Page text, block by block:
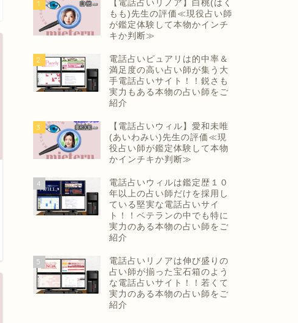
1
【電話占いリノア】白桃(はく
もも)先生の評価≪現役占い師
が鑑定体験して本物かインチ
キか判断≫
2
電話占いピュアリは的中率＆
満足度の高い占い師が集う大
手電話占いサイト！！鋭さも
実力もある本物の占い師をご
紹介
3
【電話占いウィル】愛和未唯
(あいわみい)先生の評価≪現
役占い師が鑑定体験して本物
かインチキか判断≫
4
電話占いウィルは鑑定歴１０
年以上の占い師だけを採用し
ている堅実な電話占いサイ
ト！！ベテランの中でも特に
実力のある本物の占い師をご
紹介
5
電話占いリノアは伸び盛りの
占い師が揃った宝石箱のよう
な電話占いサイト！！若くて
実力のある本物の占い師をご
紹介